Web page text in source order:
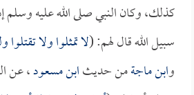
كذلك، وكان النبي صلى الله عليه وسلم
سبيل الله قال لهم: (لا تمثلوا ولا تقتلوا
وابن ماجةمن حديثابن مسعود، عن